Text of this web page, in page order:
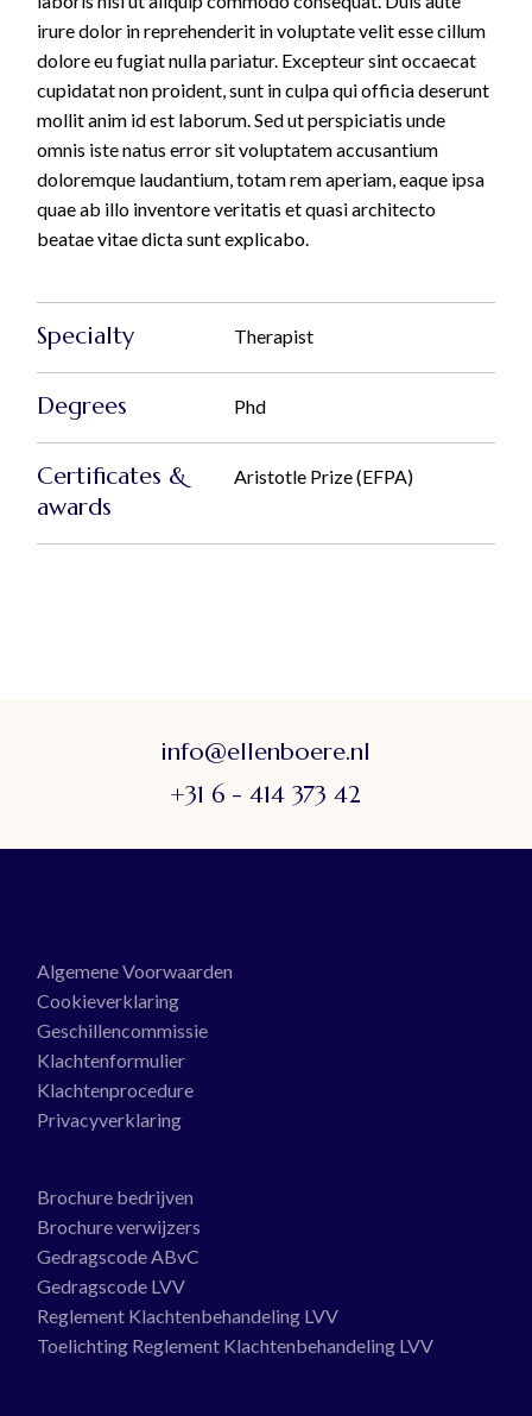
irure dolor in reprehenderit in voluptate velit esse cillum
dolore eu fugiat nulla pariatur. Excepteur sint occaecat
cupidatat non proident, sunt in culpa qui officia deserunt
mollit anim id est laborum. Sed ut perspiciatis unde
omnis iste natus error sit voluptatem accusantium
doloremque laudantium, totam rem aperiam, eaque ipsa
quae ab illo inventore veritatis et quasi architecto
beatae vitae dicta sunt explicabo.
Specialty Therapist
Degrees Phd
Certificates &
awards
Aristotle Prize (EFPA)
info@ellenboere.nl
+31 6 - 414 373 42
Algemene Voorwaarden
Cookieverklaring
Geschillencommissie
Klachtenformulier
Klachtenprocedure
Privacyverklaring
Brochure bedrijven
Brochure verwijzers
Gedragscode ABvC
Gedragscode LVV
Reglement Klachtenbehandeling LVV
Toelichting Reglement Klachtenbehandeling LVV